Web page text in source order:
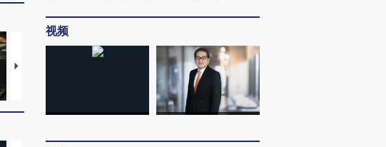
马航飞行员跨国走私7万
视线｜被称为“蟑螂”的印
度Z世代 用街头抗争将教
育部长拱下台
视线｜“入侵”还是“人道危
飞地休达
视频